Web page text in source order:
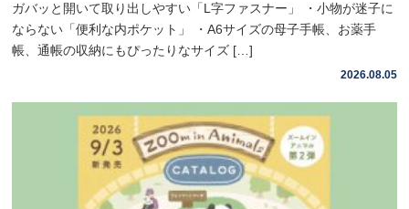
ガバッと開いて取り出しやすい「L字ファスナー」 ・小物が迷子に
ならない「便利な内ポケット」 ・A6サイズの母子手帳、お薬手
帳、通帳の収納にもぴったりなサイズ […]
2026.08.05